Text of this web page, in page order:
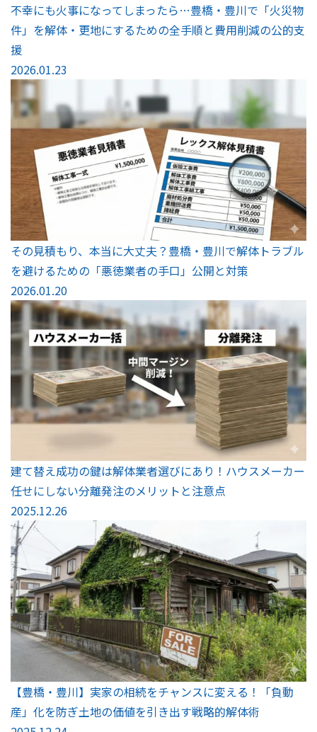
不幸にも火事になってしまったら…豊橋・豊川で「火災物
件」を解体・更地にするための全手順と費用削減の公的支
援
2026.01.23
その見積もり、本当に大丈夫？豊橋・豊川で解体トラブル
を避けるための「悪徳業者の手口」公開と対策
2026.01.20
建て替え成功の鍵は解体業者選びにあり！ハウスメーカー
任せにしない分離発注のメリットと注意点
2025.12.26
【豊橋・豊川】実家の相続をチャンスに変える！「負動
産」化を防ぎ土地の価値を引き出す戦略的解体術